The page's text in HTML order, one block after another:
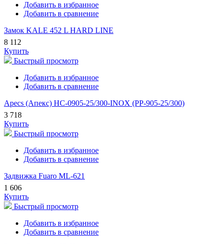
Добавить в избранное
Добавить в сравнение
Замок KALE 452 L HARD LINE
8 112
Купить
Быстрый просмотр
Добавить в избранное
Добавить в сравнение
Apecs (Апекс) HC-0905-25/300-INOX (PP-905-25/300)
3 718
Купить
Быстрый просмотр
Добавить в избранное
Добавить в сравнение
Задвижка Fuaro ML-621
1 606
Купить
Быстрый просмотр
Добавить в избранное
Добавить в сравнение